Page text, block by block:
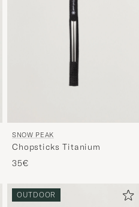
SNOW PEAK
Chopsticks Titanium
35€
OUTDOOR